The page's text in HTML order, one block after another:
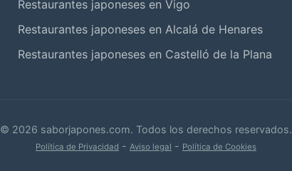
Restaurantes japoneses en Vigo
Restaurantes japoneses en Alcalá de Henares
Restaurantes japoneses en Castelló de la Plana
© 2026 saborjapones.com. Todos los derechos reservados.
Política de Privacidad - Aviso legal - Política de Cookies